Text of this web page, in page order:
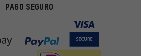
PAGO SEGURO